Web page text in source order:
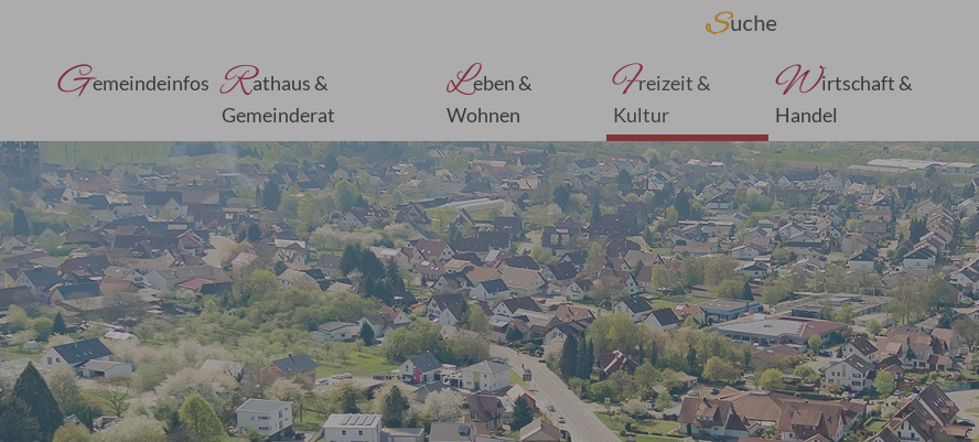
Gemeindeinfos Rathaus &
Gemeinderat
Leben &
Wohnen
Freizeit &
Kultur
Wirtschaft &
Handel